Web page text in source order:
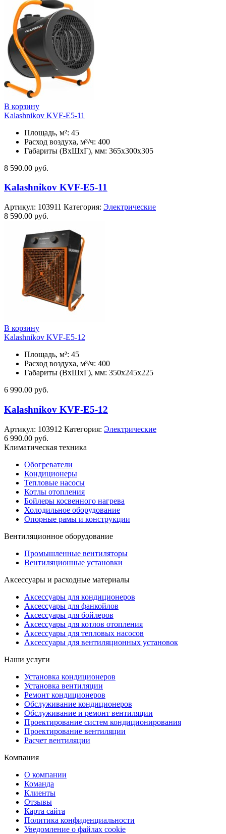
В корзину
Kalashnikov KVF-E5-11
Площадь, м²: 45
Расход воздуха, м³/ч: 400
Габариты (ВхШхГ), мм: 365x300x305
8 590.00 руб.
Kalashnikov KVF-E5-11
Артикул: 103911 Категория: Электрические
8 590.00 руб.
В корзину
Kalashnikov KVF-E5-12
Площадь, м²: 45
Расход воздуха, м³/ч: 400
Габариты (ВхШхГ), мм: 350x245x225
6 990.00 руб.
Kalashnikov KVF-E5-12
Артикул: 103912 Категория: Электрические
6 990.00 руб.
Климатическая техника
Обогреватели
Кондиционеры
Тепловые насосы
Котлы отопления
Бойлеры косвенного нагрева
Холодильное оборудование
Опорные рамы и конструкции
Вентиляционное оборудование
Промышленные вентиляторы
Вентиляционные установки
Аксессуары и расходные материалы
Аксессуары для кондиционеров
Аксессуары для фанкойлов
Аксессуары для бойлеров
Аксессуары для котлов отопления
Аксессуары для тепловых насосов
Аксессуары для вентиляционных установок
Наши услуги
Установка кондиционеров
Установка вентиляции
Ремонт кондиционеров
Обслуживание кондиционеров
Обслуживание и ремонт вентиляции
Проектирование систем кондиционирования
Проектирование вентиляции
Расчет вентиляции
Компания
О компании
Команда
Клиенты
Отзывы
Карта сайта
Политика конфиденциальности
Уведомление о файлах cookie